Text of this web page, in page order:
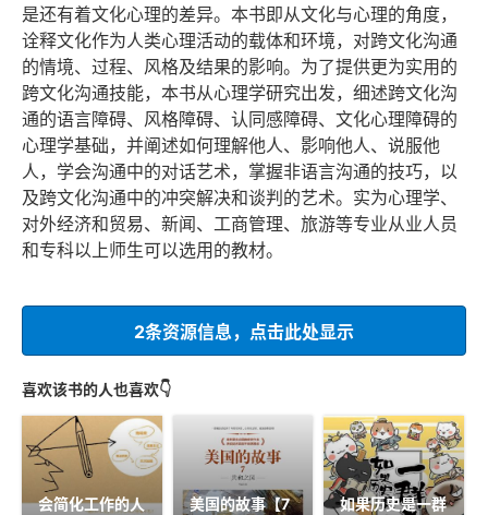
是还有着文化心理的差异。本书即从文化与心理的角度，
诠释文化作为人类心理活动的载体和环境，对跨文化沟通
的情境、过程、风格及结果的影响。为了提供更为实用的
跨文化沟通技能，本书从心理学研究出发，细述跨文化沟
通的语言障碍、风格障碍、认同感障碍、文化心理障碍的
心理学基础，并阐述如何理解他人、影响他人、说服他
人，学会沟通中的对话艺术，掌握非语言沟通的技巧，以
及跨文化沟通中的冲突解决和谈判的艺术。实为心理学、
对外经济和贸易、新闻、工商管理、旅游等专业从业人员
和专科以上师生可以选用的教材。
2条资源信息，点击此处显示
喜欢该书的人也喜欢👇
会简化工作的人
美国的故事【7
如果历史是一群